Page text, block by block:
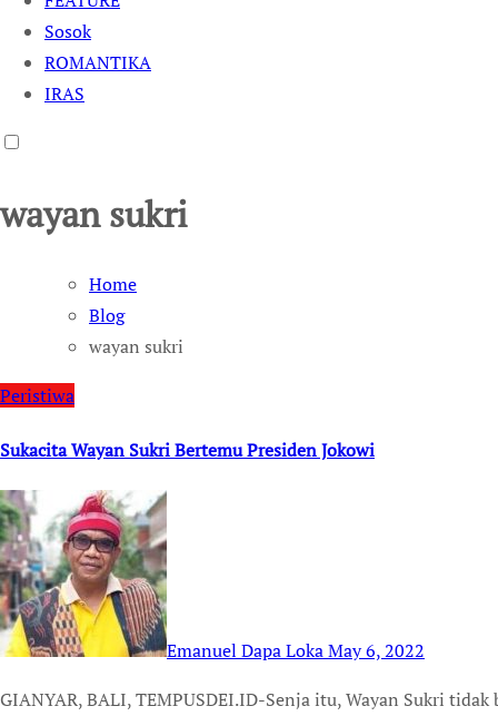
Sosok
ROMANTIKA
IRAS
wayan sukri
Home
Blog
wayan sukri
Peristiwa
Sukacita Wayan Sukri Bertemu Presiden Jokowi
Emanuel Dapa LokaMay 6, 2022
GIANYAR, BALI, TEMPUSDEI.ID-Senja itu, Wayan Sukri tidak bisa membendung rasa sukacitanya bertemu dengan